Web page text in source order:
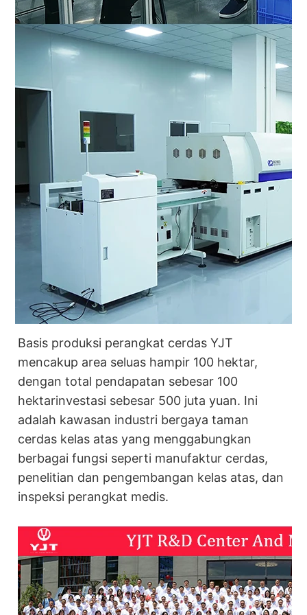
Basis produksi perangkat cerdas YJT
mencakup area seluas hampir 100 hektar,
dengan total pendapatan sebesar 100
hektarinvestasi sebesar 500 juta yuan. Ini
adalah kawasan industri bergaya taman
cerdas kelas atas yang menggabungkan
berbagai fungsi seperti manufaktur cerdas,
penelitian dan pengembangan kelas atas, dan
inspeksi perangkat medis.